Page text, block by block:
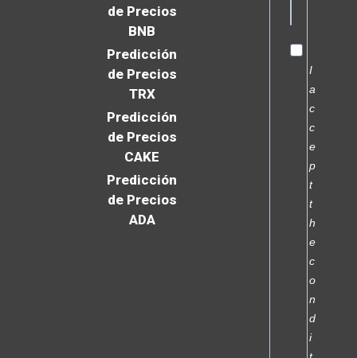
de Precios
BNB
Predicción
de Precios
TRX
Predicción
de Precios
CAKE
Predicción
de Precios
ADA
I
a
c
c
e
p
t
t
h
e
c
o
n
d
i